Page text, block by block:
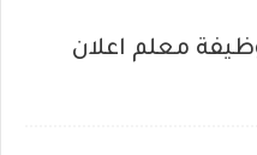
معلم اعلان